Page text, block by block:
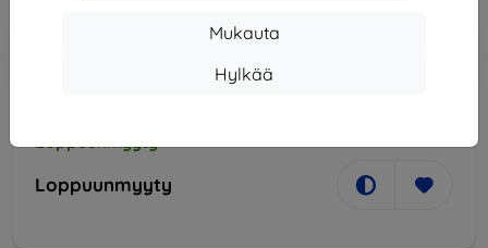
Mukauta
Hylkää
Alennus kupongilla
Loppuunmyyty